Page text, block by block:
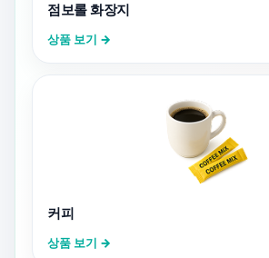
점보롤 화장지
상품 보기 →
커피
상품 보기 →